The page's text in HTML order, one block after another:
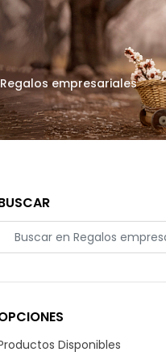
Regalos empresariales
Disponibles